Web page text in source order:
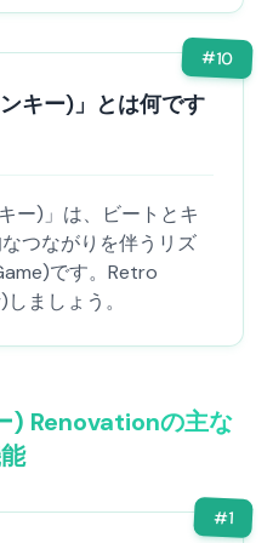
#10
キー)」とは何です
ー)」は、ビートとキ
つながりを伴うリズ
です。Retro
ましょう。
) Renovationの主な
#1